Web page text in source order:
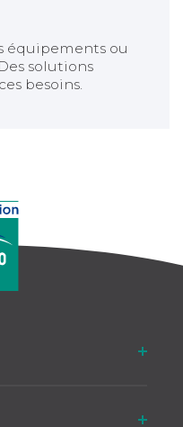
équipements ou
solutions
besoins.